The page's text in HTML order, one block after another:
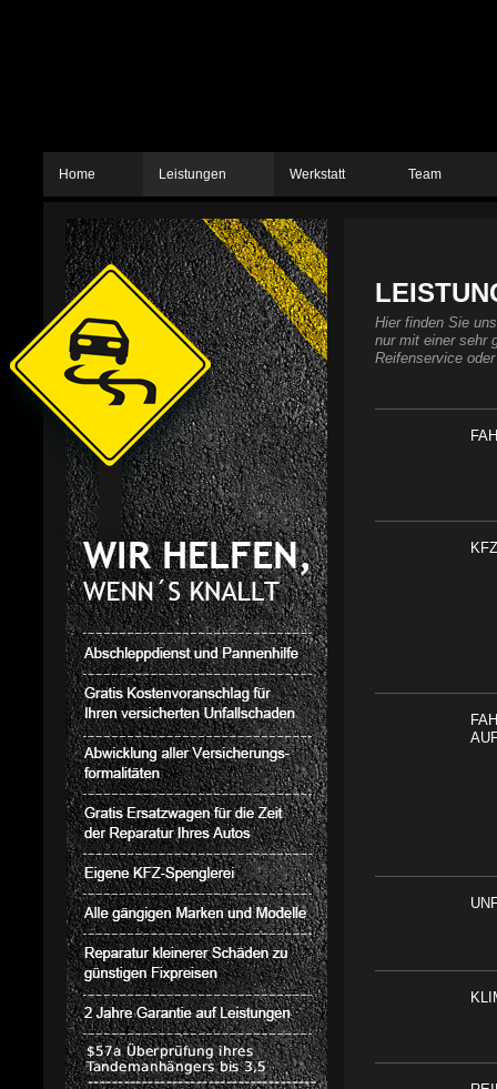
Home Leistungen Werkstatt Team
Hier finden Sie
nur mit einer sehr
Reifenservice